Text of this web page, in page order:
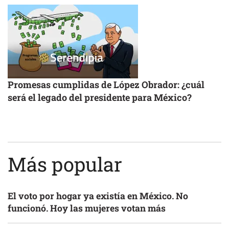
Promesas cumplidas de López Obrador: ¿cuál
será el legado del presidente para México?
Más popular
El voto por hogar ya existía en México. No
funcionó. Hoy las mujeres votan más